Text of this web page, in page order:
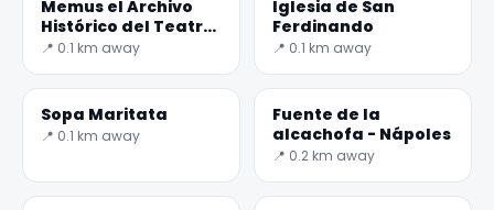
Memus el Archivo
Histórico del Teatro
San Carlo
📍 0.1 km away
Iglesia de San
Ferdinando
📍 0.1 km away
Sopa Maritata
📍 0.1 km away
Fuente de la
alcachofa - Nápoles
📍 0.2 km away